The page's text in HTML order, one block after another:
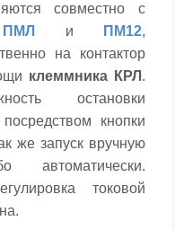
совместно с
ПМЛ и ПМ12,
на контактор
клеммника КРЛ .
остановки
кнопки
же запуск вручную
токовой